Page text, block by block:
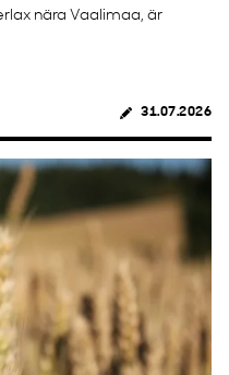
nära Vaalimaa, är
31.07.2026